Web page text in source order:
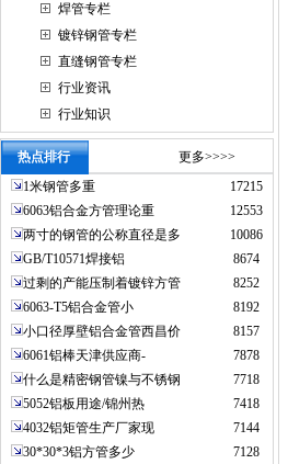
焊管专栏
镀锌钢管专栏
直缝钢管专栏
行业资讯
行业知识
热点排行
更多>>>>
1米钢管多重
17215
6063铝合金方管理论重
12553
两寸的钢管的公称直径是多
10086
GB/T10571焊接铝
8674
过剩的产能压制着镀锌方管
8252
6063-T5铝合金管小
8192
小口径厚壁铝合金管西昌价
8157
6061铝棒天津供应商-
7878
什么是精密钢管镍与不锈钢
7718
5052铝板用途/锦州热
7418
4032铝矩管生产厂家现
7144
30*30*3铝方管多少
7128